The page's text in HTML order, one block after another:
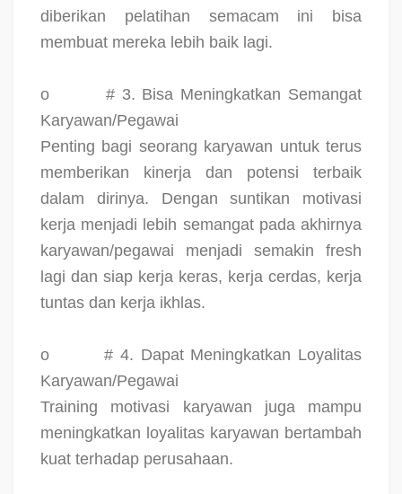
diberikan pelatihan semacam ini bisa
membuat mereka lebih baik lagi.
o
# 3. Bisa Meningkatkan Semangat
Karyawan/Pegawai
Penting bagi seorang karyawan untuk terus
memberikan kinerja dan potensi terbaik
dalam dirinya. Dengan suntikan motivasi
kerja menjadi lebih semangat pada akhirnya
karyawan/pegawai menjadi semakin fresh
lagi dan siap kerja keras, kerja cerdas, kerja
tuntas dan kerja ikhlas.
o
# 4. Dapat Meningkatkan Loyalitas
Karyawan/Pegawai
Training motivasi karyawan juga mampu
meningkatkan loyalitas karyawan bertambah
kuat terhadap perusahaan.